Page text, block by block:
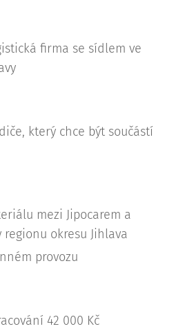
firma se sídlem ve
který chce být součástí
mezi Jipocarem a
regionu okresu Jihlava
provozu
42 000 Kč